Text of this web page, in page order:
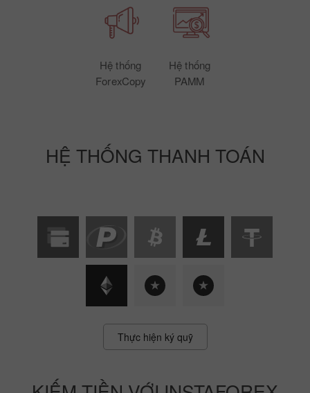
Hệ thống
ForexCopy
Hệ thống
PAMM
HỆ THỐNG THANH TOÁN
Thực hiện ký quỹ